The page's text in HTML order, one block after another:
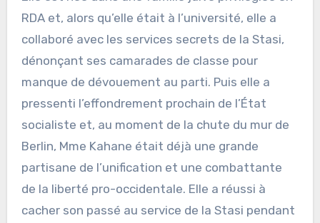
RDA et, alors qu’elle était à l’université, elle a
collaboré avec les services secrets de la Stasi,
dénonçant ses camarades de classe pour
manque de dévouement au parti. Puis elle a
pressenti l’effondrement prochain de l’État
socialiste et, au moment de la chute du mur de
Berlin, Mme Kahane était déjà une grande
partisane de l’unification et une combattante
de la liberté pro-occidentale. Elle a réussi à
cacher son passé au service de la Stasi pendant